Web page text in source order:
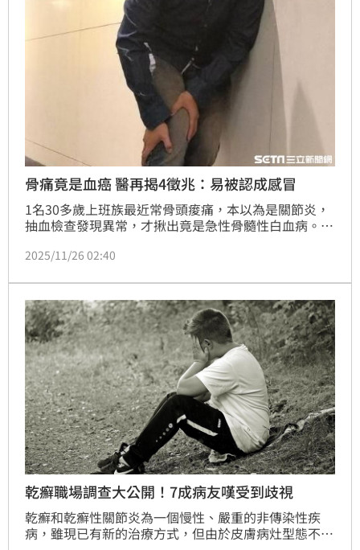
骨痛竟是血癌 醫再揭4徵兆：易被認成感冒
1名30多歲上班族最近常骨頭痠痛，本以為是關節炎，
抽血檢查發現異常，才揪出竟是急性骨髓性白血病。醫
青，持續逾2週快就醫。
2025/11/26 02:40
乾癬職場調查大公開！7成病友嘆受到歧視
乾癬和乾癬性關節炎為一個慢性、嚴重的非傳染性疾
病，雖現已有新的治療方式，但由於皮膚病灶型態不典